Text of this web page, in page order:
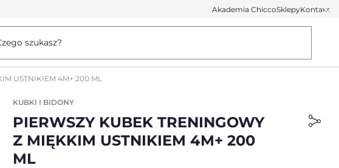
Akademia ChiccoSklepyKontakt
szukasz?
USTNIKIEM 4M+ 200 ML
KUBKI I BIDONY
PIERWSZY KUBEK TRENINGOWY
Z MIĘKKIM USTNIKIEM 4M+ 200
ML